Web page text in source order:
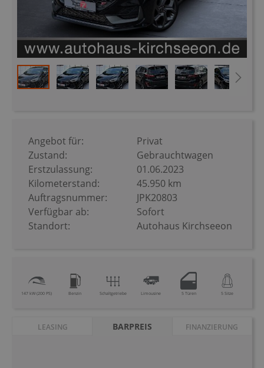
Bildergalerie
springen
147 kW (200 PS) Benzin Schaltgetriebe Limousine 5 Türen 5 Sitze
Angebot für:
Privat
Zustand:
Gebrauchtwagen
Erstzulassung:
01.06.2023
Kilometerstand:
45.950 km
Auftragsnummer:
JPK20803
Verfügbar ab:
Sofort
Standort:
Autohaus Kirchseeon
LEASING BARPREIS FINANZIERUNG